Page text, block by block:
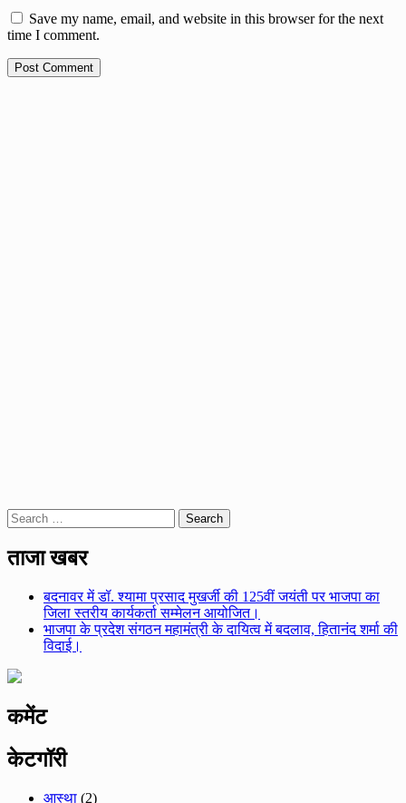
Save my name, email, and website in this browser for the next
time I comment.
Search
for:
ताजा खबर
बदनावर में डॉ. श्यामा प्रसाद मुखर्जी की 125वीं जयंती पर भाजपा का
जिला स्तरीय कार्यकर्ता सम्मेलन आयोजित।
भाजपा के प्रदेश संगठन महामंत्री के दायित्व में बदलाव, हितानंद शर्मा की
विदाई।
कमेंट
केटगॉरी
आस्था (2)